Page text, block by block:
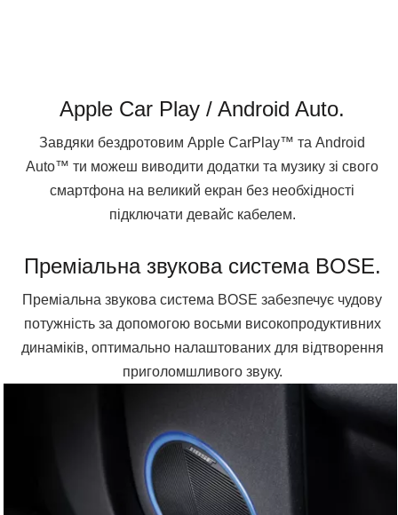
Apple Car Play / Android Auto.
Завдяки бездротовим Apple CarPlay™ та Android
Auto™ ти можеш виводити додатки та музику зі свого
смартфона на великий екран без необхідності
підключати девайс кабелем.
Преміальна звукова система BOSE.
Преміальна звукова система BOSE забезпечує чудову
потужність за допомогою восьми високопродуктивних
динаміків, оптимально налаштованих для відтворення
приголомшливого звуку.